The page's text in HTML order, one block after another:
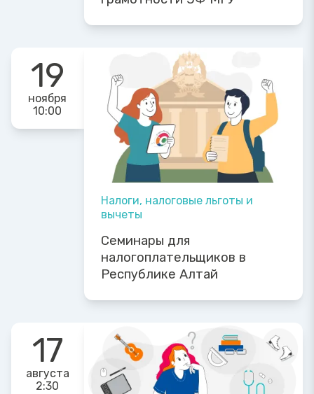
19
ноября
10:00
Налоги, налоговые льготы и
вычеты
Семинары для
налогоплательщиков в
Республике Алтай
17
августа
2:30